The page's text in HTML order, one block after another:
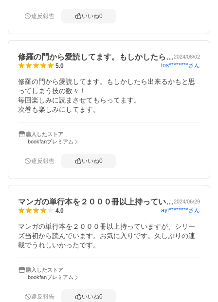
違反報告 いいね0
修羅の門から愛読してます。もしかしたら…2024/08/02
5.0 tos********さん
修羅の門から愛読してます。もしかしたら出来るかもと思
ってしまう技の数々！
毎回楽しみに読まさせてもらってます。
次巻も楽しみにしてます。
購入したストア
bookfanプレミアム
違反報告 いいね0
マンガの単行本を２０００冊以上持ってい…2024/06/29
4.0 ayt********さん
マンガの単行本を２０００冊以上持っていますが、シリー
ズ当初から読んでいます。お気に入りです。久しぶりの連
載でうれしいかったです。
購入したストア
bookfanプレミアム
違反報告 いいね0